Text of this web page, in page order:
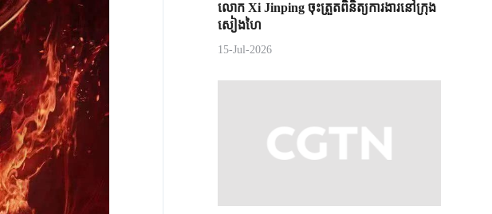
លោក Xi Jinping ចុះត្រួតពិនិត្យការងារនៅក្រុង
សៀងហៃ
15-Jul-2026